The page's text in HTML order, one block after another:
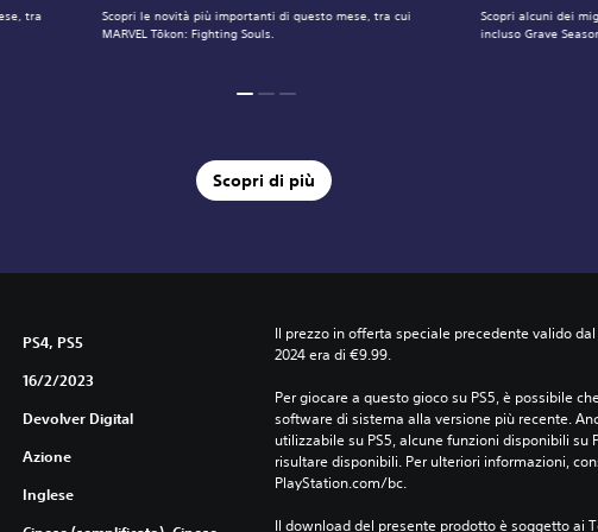
Scopri le novità più importanti di questo mese, tra cui
MARVEL Tōkon: Fighting Souls.
Scopri alcuni dei
incluso Grave
tra
Scopri di più
PS4, PS5
16/2/2023
Devolver Digital
Azione
Inglese
Il prezzo in offerta speciale precedente valido
2024 era di €9.99.
Per giocare a questo gioco su PS5, è possibile
software di sistema alla versione più recente.
utilizzabile su PS5, alcune funzioni disponibili su
risultare disponibili. Per ulteriori informazioni,
PlayStation.com/bc.
Il download del presente prodotto è soggetto ai